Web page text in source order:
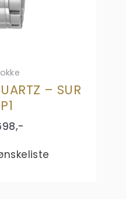
– SUR
,-